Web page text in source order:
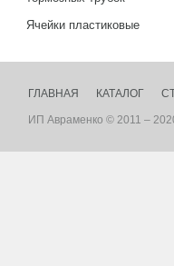
Ячейки пластиковые
ГЛАВНАЯ КАТАЛОГ
ИП Авраменко © 2011 –